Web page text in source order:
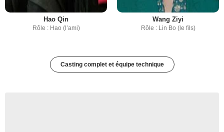
Hao Qin
Rôle : Hao (l’ami)
Wang Ziyi
Rôle : Lin Bo (le fils)
Casting complet et équipe technique